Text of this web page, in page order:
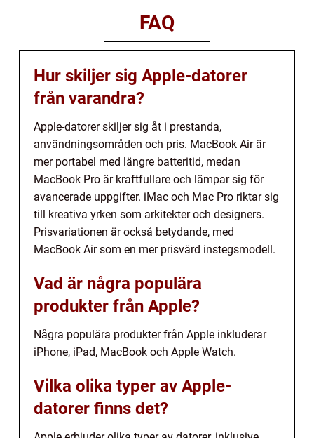
FAQ
Hur skiljer sig Apple-datorer
från varandra?
Apple-datorer skiljer sig åt i prestanda,
användningsområden och pris. MacBook Air är
mer portabel med längre batteritid, medan
MacBook Pro är kraftfullare och lämpar sig för
avancerade uppgifter. iMac och Mac Pro riktar sig
till kreativa yrken som arkitekter och designers.
Prisvariationen är också betydande, med
MacBook Air som en mer prisvärd instegsmodell.
Vad är några populära
produkter från Apple?
Några populära produkter från Apple inkluderar
iPhone, iPad, MacBook och Apple Watch.
Vilka olika typer av Apple-
datorer finns det?